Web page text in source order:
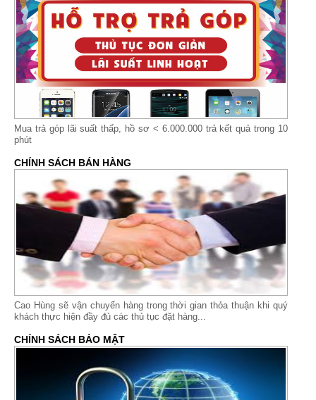
Mua trả góp lãi suất thấp, hồ sơ < 6.000.000 trả kết quả trong 10
phút
CHÍNH SÁCH BÁN HÀNG
Cao Hùng sẽ vận chuyển hàng trong thời gian thỏa thuận khi quý
khách thực hiện đầy đủ các thủ tục đặt hàng...
CHÍNH SÁCH BẢO MẬT